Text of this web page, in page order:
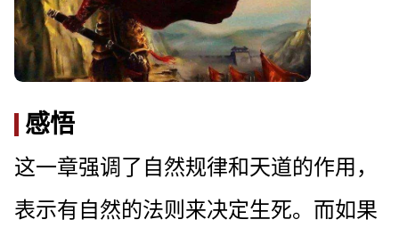
感悟
这一章强调了自然规律和天道的作用，
表示有自然的法则来决定生死。而如果